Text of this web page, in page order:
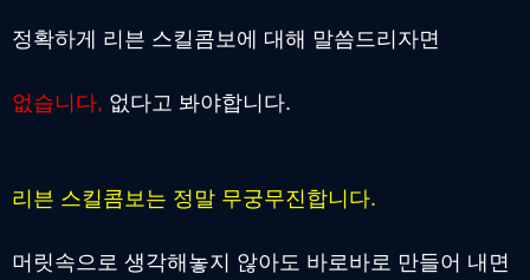
정확하게 리븐 스킬콤보에 대해 말씀드리자면
없습니다, 없다고 봐야합니다.
리븐 스킬콤보는 정말 무궁무진합니다.
머릿속으로 생각해놓지 않아도 바로바로 만들어 내면